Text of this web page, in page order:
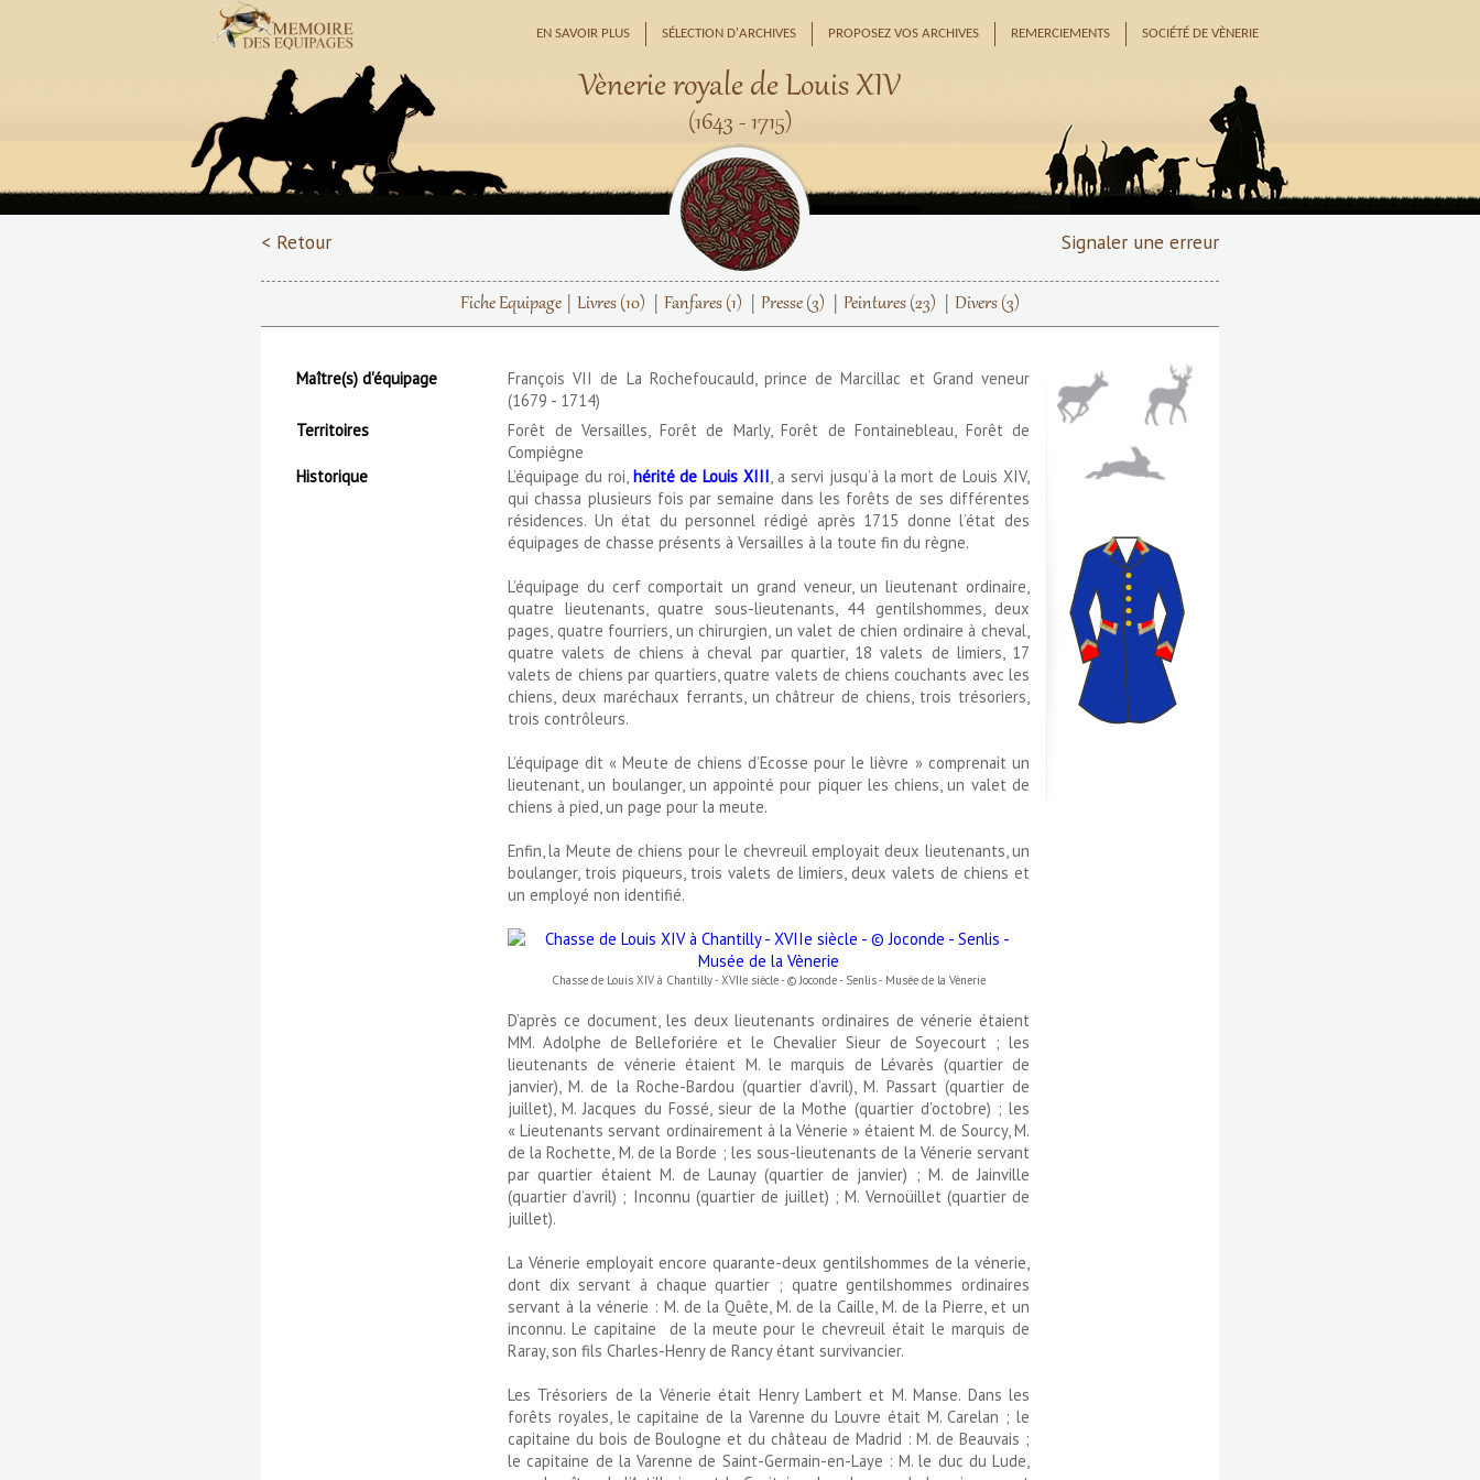
EN SAVOIR PLUS SÉLECTION D'ARCHIVES PROPOSEZ VOS ARCHIVES REMERCIEMENTS SOCIÉTÉ DE VÈNERIE
Vènerie royale de Louis XIV
(1643 - 1715)
< Retour Signaler une erreur
Fiche Equipage Livres (10) Fanfares (1) Presse (3) Peintures (23) Divers (3)
Maître(s) d'équipage
François VII de La Rochefoucauld, prince de Marcillac et Grand veneur
(1679 - 1714)
Territoires
Forêt de Versailles, Forêt de Marly, Forêt de Fontainebleau, Forêt de
Compiègne
Historique
L’équipage du roi, hérité de Louis XIII, a servi jusqu’à la mort de Louis XIV,
qui chassa plusieurs fois par semaine dans les forêts de ses différentes
résidences. Un état du personnel rédigé après 1715 donne l’état des
équipages de chasse présents à Versailles à la toute fin du règne.
L’équipage du cerf comportait un grand veneur, un lieutenant ordinaire,
quatre lieutenants, quatre sous-lieutenants, 44 gentilshommes, deux
pages, quatre fourriers, un chirurgien, un valet de chien ordinaire à cheval,
quatre valets de chiens à cheval par quartier, 18 valets de limiers, 17
valets de chiens par quartiers, quatre valets de chiens couchants avec les
chiens, deux maréchaux ferrants, un châtreur de chiens, trois trésoriers,
trois contrôleurs.
L’équipage dit « Meute de chiens d’Ecosse pour le lièvre » comprenait un
lieutenant, un boulanger, un appointé pour piquer les chiens, un valet de
chiens à pied, un page pour la meute.
Enfin, la Meute de chiens pour le chevreuil employait deux lieutenants, un
boulanger, trois piqueurs, trois valets de limiers, deux valets de chiens et
un employé non identifié.
Chasse de Louis XIV à Chantilly - XVIIe siècle - © Joconde - Senlis - Musée de la Vènerie
D’après ce document, les deux lieutenants ordinaires de vénerie étaient
MM. Adolphe de Belleforiére et le Chevalier Sieur de Soyecourt ; les
lieutenants de vénerie étaient M. le marquis de Lévarès (quartier de
janvier), M. de la Roche-Bardou (quartier d’avril), M. Passart (quartier de
juillet), M. Jacques du Fossé, sieur de la Mothe (quartier d’octobre) ; les
« Lieutenants servant ordinairement à la Vénerie » étaient M. de Sourcy, M.
de la Rochette, M. de la Borde ; les sous-lieutenants de la Vénerie servant
par quartier étaient M. de Launay (quartier de janvier) ; M. de Jainville
(quartier d’avril) ; Inconnu (quartier de juillet) ; M. Vernoüillet (quartier de
juillet).
La Vénerie employait encore quarante-deux gentilshommes de la vénerie,
dont dix servant à chaque quartier ; quatre gentilshommes ordinaires
servant à la vénerie : M. de la Quête, M. de la Caille, M. de la Pierre, et un
inconnu. Le capitaine de la meute pour le chevreuil était le marquis de
Raray, son fils Charles-Henry de Rancy étant survivancier.
Les Trésoriers de la Vénerie était Henry Lambert et M. Manse. Dans les
forêts royales, le capitaine de la Varenne du Louvre était M. Carelan ; le
capitaine du bois de Boulogne et du château de Madrid : M. de Beauvais ;
le capitaine de la Varenne de Saint-Germain-en-Laye : M. le duc du Lude,